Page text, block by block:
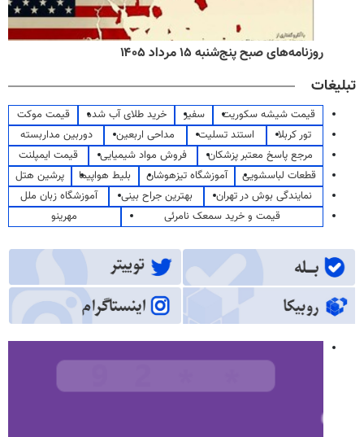
روزنامه‌های صبح پنج‌شنبه ۱۵ مرداد ۱۴۰۵
تبلیغات
قیمت شیشه سکوریت سفیر خرید طلای آب شده
قیمت موکت
تور کربلا
استند تسلیت مداحی اربعین
دوربین مداربسته
مرجع پاسخ معتبر پزشکان
فروش مواد شیمیایی
قیمت ایمپلنت
قطعات لباسشویی
آموزشگاه تیزهوشان بلیط هواپیما
پرشین هتل
نمایندگی بوش در تهران
بهترین جراح بینی
آموزشگاه زبان ملل
قیمت و خرید سمعک نامرئی
مهرینو